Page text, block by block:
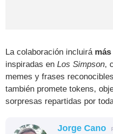
La colaboración incluirá
inspiradas enLos Simpson,
memes y frases
también promete tokens,
sorpresas repartidas por
Jorge Cano